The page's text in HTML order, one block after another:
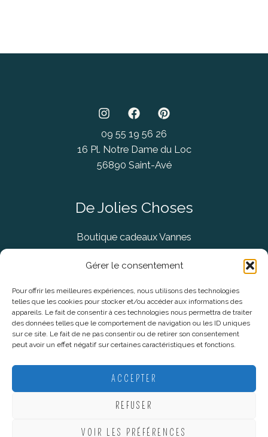
Gérer le consentement
Pour offrir les meilleures expériences, nous utilisons des technologies
telles que les cookies pour stocker et/ou accéder aux informations des
appareils. Le fait de consentir à ces technologies nous permettra de traiter
des données telles que le comportement de navigation ou les ID uniques
sur ce site. Le fait de ne pas consentir ou de retirer son consentement
peut avoir un effet négatif sur certaines caractéristiques et fonctions.
ACCEPTER
REFUSER
VOIR LES PRÉFÉRENCES
09 55 19 56 26
16 Pl. Notre Dame du Loc
56890 Saint-Avé
De Jolies Choses
Boutique cadeaux Vannes
Concept Store Vannes
Informations légales
CGV
Politique De Confidentialité
Plan du site